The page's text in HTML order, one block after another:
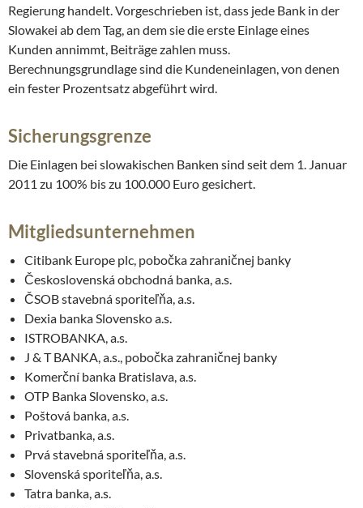
Regierung handelt. Vorgeschrieben ist, dass jede Bank in der
Slowakei ab dem Tag, an dem sie die erste Einlage eines
Kunden annimmt, Beiträge zahlen muss.
Berechnungsgrundlage sind die Kundeneinlagen, von denen
ein fester Prozentsatz abgeführt wird.
Sicherungsgrenze
Die Einlagen bei slowakischen Banken sind seit dem 1. Januar
2011 zu 100% bis zu 100.000 Euro gesichert.
Mitgliedsunternehmen
Citibank Europe plc, pobočka zahraničnej banky
Československá obchodná banka, a.s.
ČSOB stavebná sporiteľňa, a.s.
Dexia banka Slovensko a.s.
ISTROBANKA, a.s.
J & T BANKA, a.s., pobočka zahraničnej banky
Komerční banka Bratislava, a.s.
OTP Banka Slovensko, a.s.
Poštová banka, a.s.
Privatbanka, a.s.
Prvá stavebná sporiteľňa, a.s.
Slovenská sporiteľňa, a.s.
Tatra banka, a.s.